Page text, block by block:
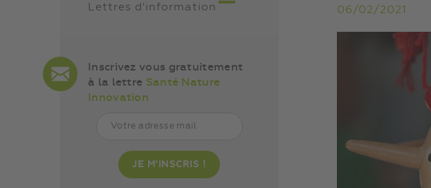
Lettres d'information
Inscrivez vous gratuitement
à la lettre Santé Nature
Innovation
06/02/2021